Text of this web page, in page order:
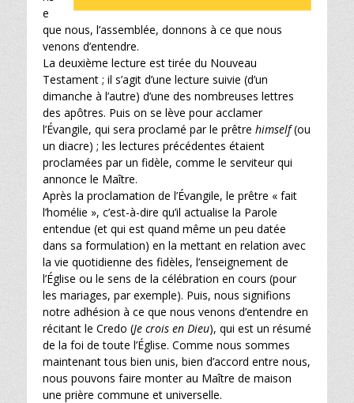
e
que nous, l’assemblée, donnons à ce que nous
venons d’entendre.
La deuxième lecture est tirée du Nouveau
Testament ; il s’agit d’une lecture suivie (d’un
dimanche à l’autre) d’une des nombreuses lettres
des apôtres. Puis on se lève pour acclamer
l’Évangile, qui sera proclamé par le prêtre himself(ou
un diacre) ; les lectures précédentes étaient
proclamées par un fidèle, comme le serviteur qui
annonce le Maître.
Après la proclamation de l’Évangile, le prêtre « fait
l’homélie », c’est-à-dire qu’il actualise la Parole
entendue (et qui est quand même un peu datée
dans sa formulation) en la mettant en relation avec
la vie quotidienne des fidèles, l’enseignement de
l’Église ou le sens de la célébration en cours (pour
les mariages, par exemple). Puis, nous signifions
notre adhésion à ce que nous venons d’entendre en
récitant le Credo (Je crois en Dieu), qui est un résumé
de la foi de toute l’Église. Comme nous sommes
maintenant tous bien unis, bien d’accord entre nous,
nous pouvons faire monter au Maître de maison
une prière commune et universelle.